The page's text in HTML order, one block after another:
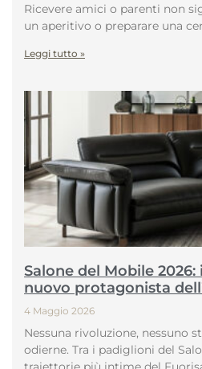
Ricevere amici o parenti non
un aperitivo o preparare una
Leggi tutto »
Salone del Mobile
nuovo protagonista
4 Maggio 2026
Nessuna rivoluzione, nessuno
odierne. Tra i padiglioni del